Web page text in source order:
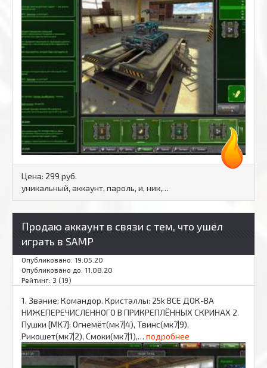
Цена: 299 руб.
уникальный, аккаунт, пароль, и, ник,…
Продаю аккаунт в связи с тем, что ушёл
играть в SAMP
Опубликовано: 19.05.20
Опубликовано до: 11.08.20
Рейтинг: 3 (19)
1. Звание: Командор. Кристаллы: 25k ВСЕ ДОК-ВА
НИЖЕПЕРЕЧИСЛЕННОГО В ПРИКРЕПЛЁННЫХ СКРИНАХ 2.
Пушки [MK7]: Огнемёт(мк7|4), Твинс(мк7|9),
Рикошет(мк7|2), Смоки(мк7|1),… подробнее